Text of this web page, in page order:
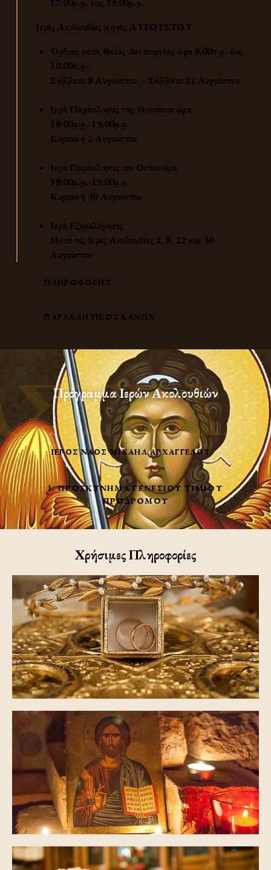
17:00μ.μ. έως 19:00μ.μ.
Ιερές Ακολουθίες μηνός ΑΥΓΟΥΣΤΟΥ
Όρθρος μετά Θείας Λειτουργίαςώρα 8.00π.μ. έως
10.00π.μ.
Σάββατο 8 Αυγούστου – Σάββατο 22 Αυγούστου
Ιερά Παράκλησις της Θεοτόκουώρα
18:00μ.μ.-19:00μ.μ
Κυριακή 2Αυγούστου
Ιερά Παράκλησις του Οσίουώρα
18:00μ.μ.-19:00μ.μ
Κυριακή 30 Αυγούστου
Ιερά Εξομολόγησις
Μετά τις Ιερές Ακολουθίες 2, 8, 22 και 30
Αυγούστου
ΠΛΗΡΟΦΟΡΙΕΣ
ΠΑΡΑΚΛΗΤΙΚΟΣ ΚΑΝΩΝ
Πρόγραμμα Ιερών Ακολουθιών
ΙΕΡΌΣ ΝΑΌΣ ΜΙΧΑΉΛ ΑΡΧΑΓΓΈΛΟΥ
Ι. ΠΡΟΣΚΎΝΗΜΑ ΓΕΝΕΣΊΟΥ ΤΙΜΊΟΥ
ΠΡΟΔΡΌΜΟΥ
Χρήσιμες Πληροφορίες